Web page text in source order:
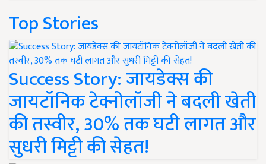
Top Stories
Success Story: जायडेक्स की
जायटॉनिक टेक्नोलॉजी ने बदली खेती
की तस्वीर, 30% तक घटी लागत और
सुधरी मिट्टी की सेहत!